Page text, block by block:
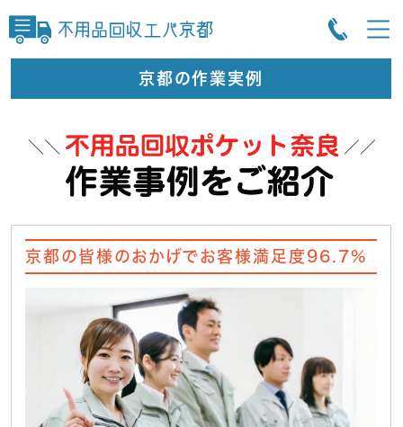
京都の作業実例
京都の皆様のおかげでお客様満足度96.7%